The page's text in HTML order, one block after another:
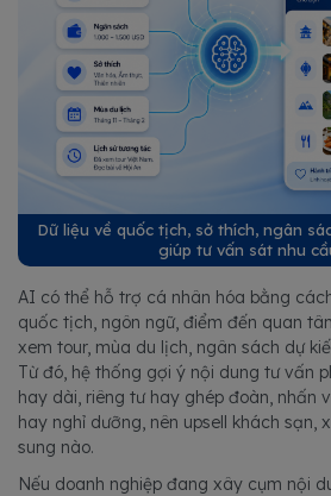
Dữ liệu về quốc tịch, sở thích, ngân
giúp tư vấn sát nhu
AI có thể hỗ trợ cá nhân hóa bằng
quốc tịch, ngôn ngữ, điểm đến quan
xem tour, mùa du lịch, ngân sách dự
Từ đó, hệ thống gợi ý nội dung tư vấn
hay dài, riêng tư hay ghép đoàn, nhấn
hay nghỉ dưỡng, nên upsell khách sạn,
sung nào.
Nếu doanh nghiệp đang xây cụm nội